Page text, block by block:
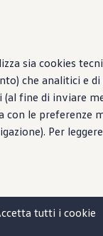
sia cookies
che analitici e
fine di inviare
con le preferenze
Per
tutti i cookie
Commerciali
salvate
Volkswagen
Volkswagen
DI
| 10 Recensioni